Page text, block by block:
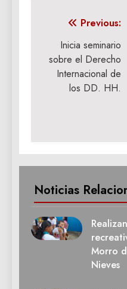
Navegación
entradas
Previous:
Inicia seminario
sobre el Derecho
Internacional de
los DD. HH.
Noticias
Morro
Nieves